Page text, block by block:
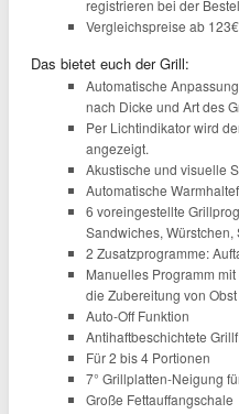
registrieren bei der
Vergleichspreise ab
Das bietet euch der Grill:
Automatische
nach Dicke und Art des
Per Lichtindikator wird
angezeigt.
Akustische und visuelle
Automatische
6 voreingestellte
Sandwiches, Würstchen,
2 Zusatzprogramme:
Manuelles Programm
die Zubereitung von
Auto-Off Funktion
Antihaftbeschichtete
Für 2 bis 4 Portionen
7° Grillplatten-Neigung
Große Fettauffangschale